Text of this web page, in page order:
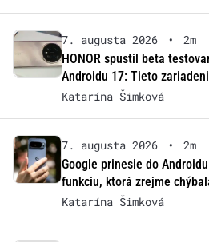
7. augusta 2026 •
2m
HONOR spustil beta
Androidu 17: Tieto
Katarína Šimková
7. augusta 2026 •
2m
Google prinesie do
funkciu, ktorá zrejme
Katarína Šimková